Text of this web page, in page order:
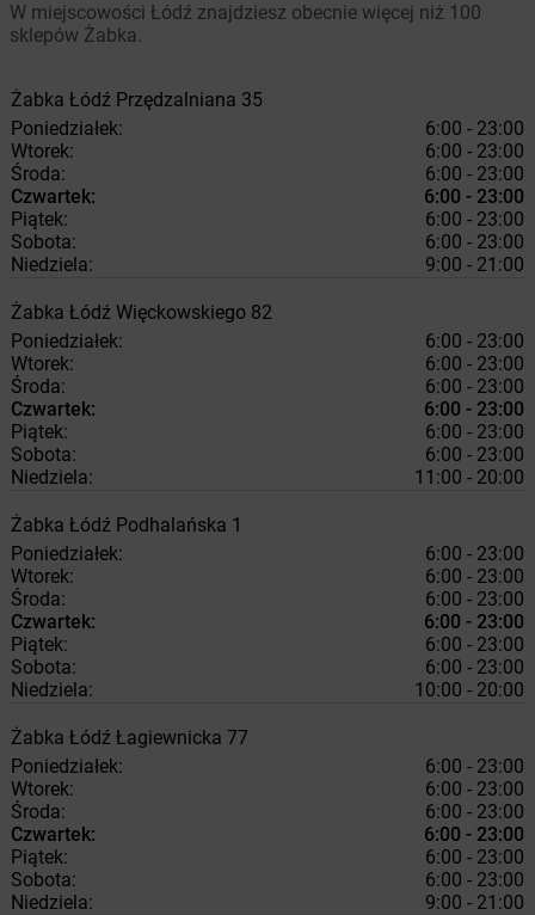
W miejscowości Łódź znajdziesz obecnie więcej niż 100
sklepów Żabka.
Żabka Łódź Przędzalniana 35
Poniedziałek:
6:00 - 23:00
Wtorek:
6:00 - 23:00
Środa:
6:00 - 23:00
Czwartek:
6:00 - 23:00
Piątek:
6:00 - 23:00
Sobota:
6:00 - 23:00
Niedziela:
9:00 - 21:00
Żabka Łódź Więckowskiego 82
Poniedziałek:
6:00 - 23:00
Wtorek:
6:00 - 23:00
Środa:
6:00 - 23:00
Czwartek:
6:00 - 23:00
Piątek:
6:00 - 23:00
Sobota:
6:00 - 23:00
Niedziela:
11:00 - 20:00
Żabka Łódź Podhalańska 1
Poniedziałek:
6:00 - 23:00
Wtorek:
6:00 - 23:00
Środa:
6:00 - 23:00
Czwartek:
6:00 - 23:00
Piątek:
6:00 - 23:00
Sobota:
6:00 - 23:00
Niedziela:
10:00 - 20:00
Żabka Łódź Łagiewnicka 77
Poniedziałek:
6:00 - 23:00
Wtorek:
6:00 - 23:00
Środa:
6:00 - 23:00
Czwartek:
6:00 - 23:00
Piątek:
6:00 - 23:00
Sobota:
6:00 - 23:00
Niedziela:
9:00 - 21:00